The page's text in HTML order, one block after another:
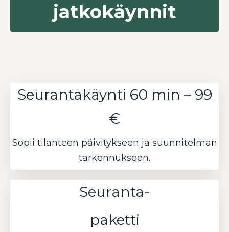
jatkokäynnit
Seurantakäynti 60 min – 99
€
Sopii tilanteen päivitykseen ja suunnitelman
tarkennukseen.
Seuranta-
paketti